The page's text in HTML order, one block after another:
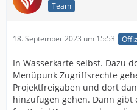
Team
18. September 2023 um 15:53
In Wasserkarte selbst. Dazu
Menüpunk Zugriffsrechte
Projektfreigaben und dort
hinzufügen gehen. Dann gibt